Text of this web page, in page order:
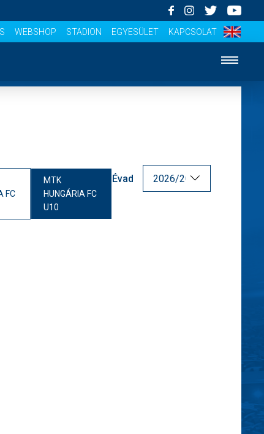
WEBSHOP STADION EGYESÜLET KAPCSOLAT
FC
MTK
HUNGÁRIA FC
U10
Évad